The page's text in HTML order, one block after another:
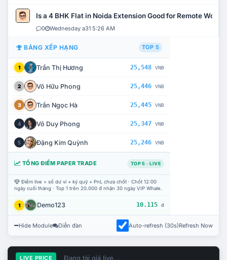
Is a 4 BHK Flat in Noida Extension Good for Remote Work?
0 Wednesday a31 5:26 AM
BẢNG XẾP HẠNG TOP 5
1 Trần Thị Hương 25,548 VNĐ
2 Võ Hữu Phong 25,446 VNĐ
3 Trần Ngọc Hà 25,445 VNĐ
4 Võ Duy Phong 25,347 VNĐ
5 Đặng Kim Quỳnh 25,246 VNĐ
TỔNG ĐIỂM PAPER TRADE TOP 5 · LIVE
Điểm live = số dư ví + ký quỹ + PnL chưa chốt · Chốt 12:00
ngày cuối tháng · Top 1 trên 20.000 đ nhận 30 ngày VIP Whale.
1 Demo123 10.115 đ
Hide Module Diễn đàn Auto-refresh (30s)Refresh Now
LIVE PRICE Đang tải giá live...